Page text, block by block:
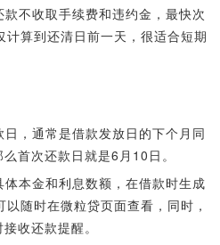
不收取手续费和违约金，最快次
计算到还清日前一天，很适合短期
，通常是借款发放日的下个月同
首次还款日就是6月10日。
本金和利息数额，在借款时生成
随时在微粒贷页面查看，同时，
收还款提醒。